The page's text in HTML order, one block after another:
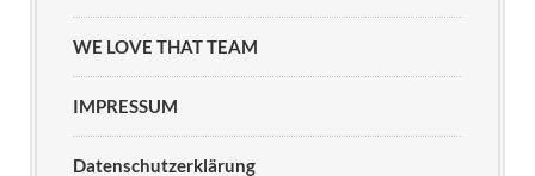
WE LOVE THAT TEAM
IMPRESSUM
Datenschutzerklärung